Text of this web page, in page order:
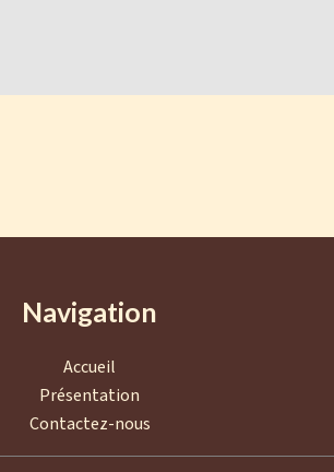
Navigation
Accueil
Présentation
Contactez-nous